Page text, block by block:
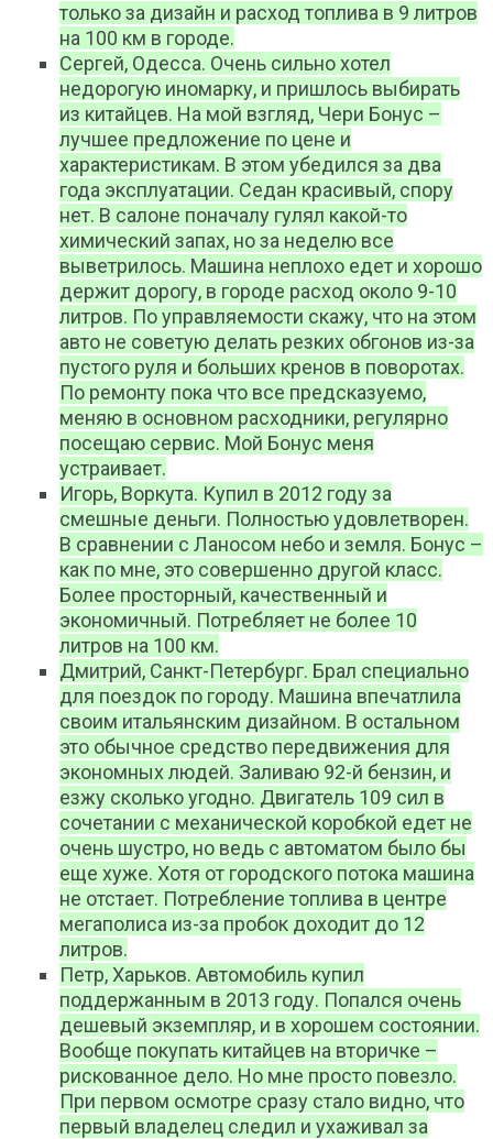
только за дизайн и расход топлива в 9 литров
на 100 км в городе.
Сергей, Одесса. Очень сильно хотел
недорогую иномарку, и пришлось выбирать
из китайцев. На мой взгляд, Чери Бонус –
лучшее предложение по цене и
характеристикам. В этом убедился за два
года эксплуатации. Седан красивый, спору
нет. В салоне поначалу гулял какой-то
химический запах, но за неделю все
выветрилось. Машина неплохо едет и хорошо
держит дорогу, в городе расход около 9-10
литров. По управляемости скажу, что на этом
авто не советую делать резких обгонов из-за
пустого руля и больших кренов в поворотах.
По ремонту пока что все предсказуемо,
меняю в основном расходники, регулярно
посещаю сервис. Мой Бонус меня
устраивает.
Игорь, Воркута. Купил в 2012 году за
смешные деньги. Полностью удовлетворен.
В сравнении с Ланосом небо и земля. Бонус –
как по мне, это совершенно другой класс.
Более просторный, качественный и
экономичный. Потребляет не более 10
литров на 100 км.
Дмитрий, Санкт-Петербург. Брал специально
для поездок по городу. Машина впечатлила
своим итальянским дизайном. В остальном
это обычное средство передвижения для
экономных людей. Заливаю 92-й бензин, и
езжу сколько угодно. Двигатель 109 сил в
сочетании с механической коробкой едет не
очень шустро, но ведь с автоматом было бы
еще хуже. Хотя от городского потока машина
не отстает. Потребление топлива в центре
мегаполиса из-за пробок доходит до 12
литров.
Петр, Харьков. Автомобиль купил
поддержанным в 2013 году. Попался очень
дешевый экземпляр, и в хорошем состоянии.
Вообще покупать китайцев на вторичке –
рискованное дело. Но мне просто повезло.
При первом осмотре сразу стало видно, что
первый владелец следил и ухаживал за